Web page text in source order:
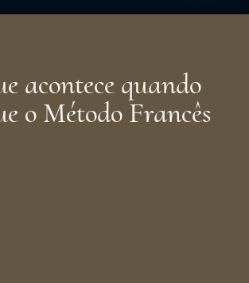
acontece quando
o Método Francês